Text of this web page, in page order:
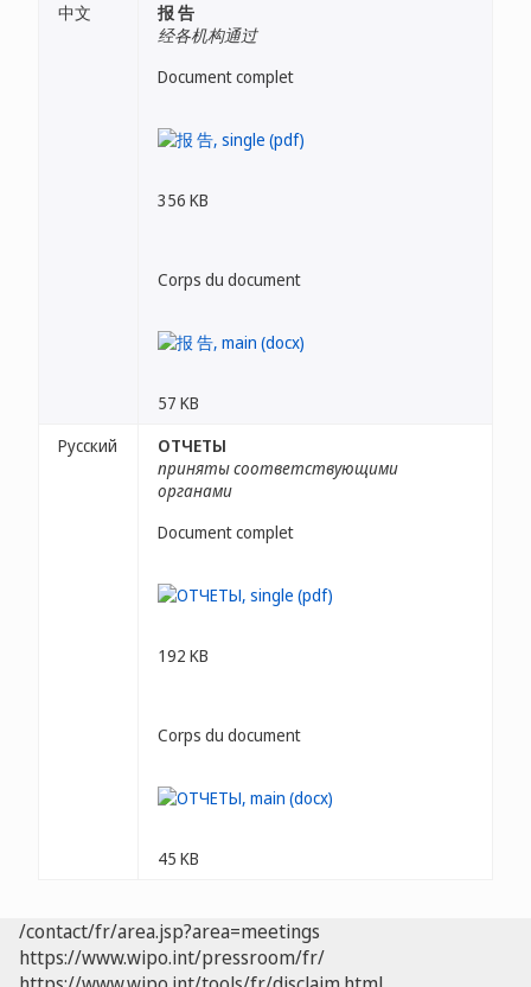
中文
报 告
经各机构通过
Document complet
356 KB
Corps du document
57 KB
Русский
ОТЧЕТЫ
приняты соответствующими
органами
Document complet
192 KB
Corps du document
45 KB
/contact/fr/area.jsp?area=meetings
https://www.wipo.int/pressroom/fr/